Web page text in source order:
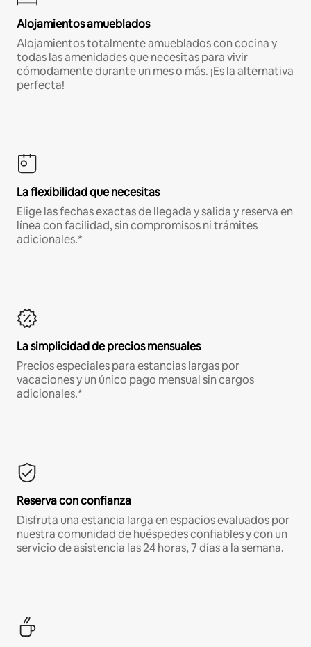
Alojamientos amueblados
Alojamientos totalmente amueblados con cocina y
todas las amenidades que necesitas para vivir
cómodamente durante un mes o más. ¡Es la alternativa
perfecta!
La flexibilidad que necesitas
Elige las fechas exactas de llegada y salida y reserva en
línea con facilidad, sin compromisos ni trámites
adicionales.*
La simplicidad de precios mensuales
Precios especiales para estancias largas por
vacaciones y un único pago mensual sin cargos
adicionales.*
Reserva con confianza
Disfruta una estancia larga en espacios evaluados por
nuestra comunidad de huéspedes confiables y con un
servicio de asistencia las 24 horas, 7 días a la semana.